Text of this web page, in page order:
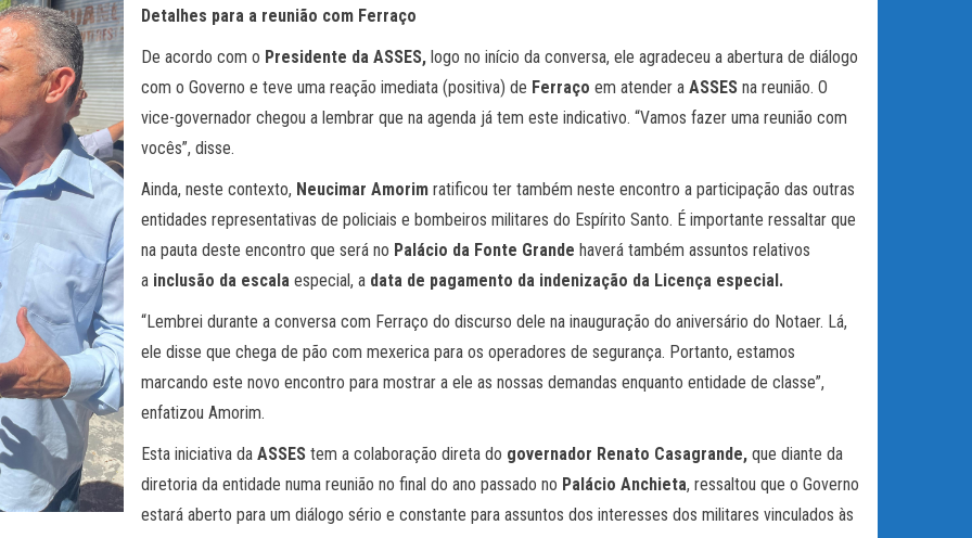
Detalhes para a reunião com Ferraço
De acordo com o Presidente da ASSES, logo no início da conversa, ele agradeceu a abertura de diálogo
com o Governo e teve uma reação imediata (positiva) de Ferraço em atender a ASSES na reunião. O
vice-governador chegou a lembrar que na agenda já tem este indicativo. “Vamos fazer uma reunião com
vocês”, disse.
Ainda, neste contexto, Neucimar Amorim ratificou ter também neste encontro a participação das outras
entidades representativas de policiais e bombeiros militares do Espírito Santo. É importante ressaltar que
na pauta deste encontro que será no Palácio da Fonte Grande haverá também assuntos relativos
a inclusão da escala especial, a data de pagamento da indenização da Licença especial.
“Lembrei durante a conversa com Ferraço do discurso dele na inauguração do aniversário do Notaer. Lá,
ele disse que chega de pão com mexerica para os operadores de segurança. Portanto, estamos
marcando este novo encontro para mostrar a ele as nossas demandas enquanto entidade de classe”,
enfatizou Amorim.
Esta iniciativa da ASSES tem a colaboração direta do governador Renato Casagrande, que diante da
diretoria da entidade numa reunião no final do ano passado no Palácio Anchieta, ressaltou que o Governo
estará aberto para um diálogo sério e constante para assuntos dos interesses dos militares vinculados às